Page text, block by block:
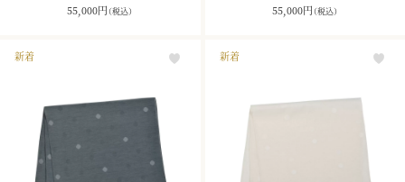
55,000円 （税込） 55,000円 （税込）
新着 新着